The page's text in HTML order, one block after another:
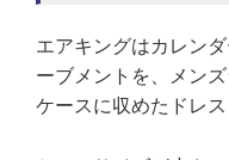
エアキングはカレン
ーブメントを、メン
ケースに収めたドレス